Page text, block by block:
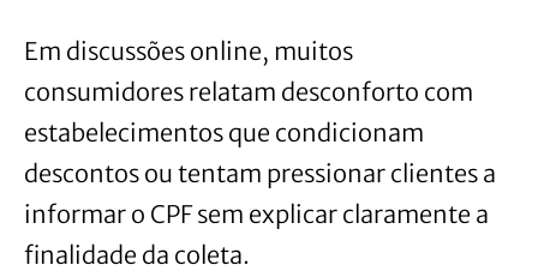
Em discussões online, muitos
consumidores relatam desconforto com
estabelecimentos que condicionam
descontos ou tentam pressionar clientes a
informar o CPF sem explicar claramente a
finalidade da coleta.